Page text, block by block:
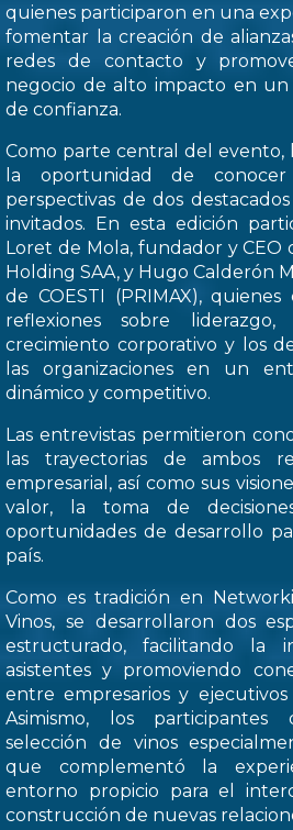
quienes participaron en una
fomentar la creación de
redes de contacto y
negocio de alto impacto en
de confianza.
Como parte central del evento,
la oportunidad de
perspectivas de dos
invitados. En esta edición
Loret de Mola, fundador y
Holding SAA, y Hugo Calderón
de COESTI (PRIMAX),
reflexiones sobre liderazgo,
crecimiento corporativo y los
las organizaciones en un
dinámico y competitivo.
Las entrevistas permitieron
las trayectorias de ambos
empresarial, así como sus
valor, la toma de
oportunidades de desarrollo
país.
Como es tradición en
Vinos, se desarrollaron dos
estructurado, facilitando la
asistentes y promoviendo
entre empresarios y
Asimismo, los
selección de vinos
que complementó la
entorno propicio para el
construcción de nuevas